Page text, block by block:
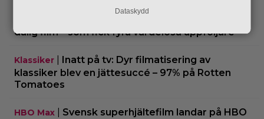
dålig film – som fick fyra värdelösa uppföljare
Klassiker
Inatt på tv: Dyr filmatisering av
klassiker blev en jättesuccé – 97% på Rotten
Tomatoes
HBO Max
Svensk superhjältefilm landar på HBO
Dataskydd